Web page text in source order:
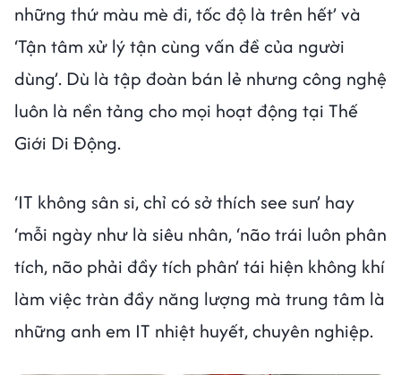
những thứ màu mè đi, tốc độ là trên hết’ và
‘Tận tâm xử lý tận cùng vấn đề của người
dùng’. Dù là tập đoàn bán lẻ nhưng công nghệ
luôn là nền tảng cho mọi hoạt động tại Thế
Giới Di Động.
‘IT không sân si, chỉ có sở thích see sun’ hay
‘mỗi ngày như là siêu nhân, ‘não trái luôn phân
tích, não phải đầy tích phân’ tái hiện không khí
làm việc tràn đầy năng lượng mà trung tâm là
những anh em IT nhiệt huyết, chuyên nghiệp.